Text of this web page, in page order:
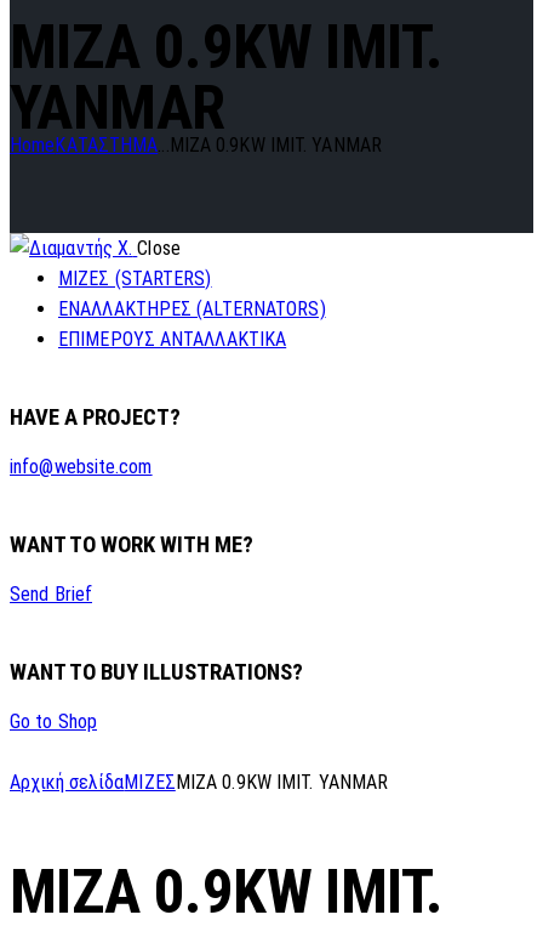
MIZA 0.9KW IMIT.
YANMAR
Home ΚΑΤΑΣΤΗΜΑ... MIZA 0.9KW IMIT. YANMAR
Close
ΜΙΖΕΣ (STARTERS)
ΕΝΑΛΛΑΚΤΗΡΕΣ (ALTERNATORS)
ΕΠΙΜΕΡΟΥΣ ΑΝΤΑΛΛΑΚΤΙΚΑ
HAVE A PROJECT?
info@website.com
WANT TO WORK WITH ME?
Send Brief
WANT TO BUY ILLUSTRATIONS?
Go to Shop
Αρχική σελίδαΜΙΖΕΣ MIZA 0.9KW IMIT. YANMAR
MIZA 0.9KW IMIT.